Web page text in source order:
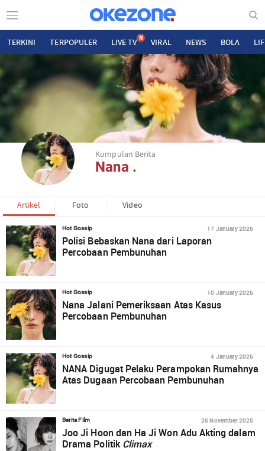
TERKINI TERPOPULER LIVE TV N VIRAL NEWS BOLA
Kumpulan Berita
Nana .
Artikel Foto Video
Hot Gossip 17 January 2026
Polisi Bebaskan Nana dari Laporan
Percobaan Pembunuhan
Hot Gossip 10 January 2026
Nana Jalani Pemeriksaan Atas Kasus
Percobaan Pembunuhan
Hot Gossip 4 January 2026
NANA Digugat Pelaku Perampokan Rumahnya
Atas Dugaan Percobaan Pembunuhan
Berita Film 26 November 2025
Joo Ji Hoon dan Ha Ji Won Adu Akting dalam
Drama PolitikClimax